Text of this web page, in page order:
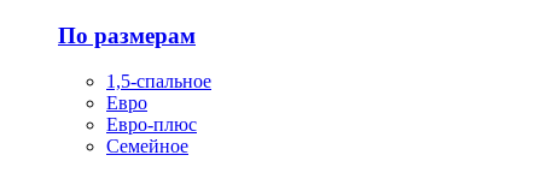
По размерам
1,5-спальное
Евро
Евро-плюс
Семейное